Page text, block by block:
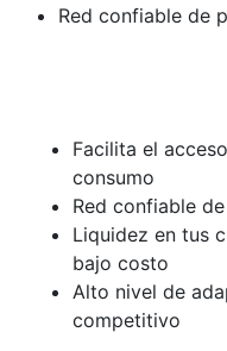
Red confiable de
Facilita el
consumo
Red confiable
Liquidez en tus
bajo costo
Alto nivel de
competitivo